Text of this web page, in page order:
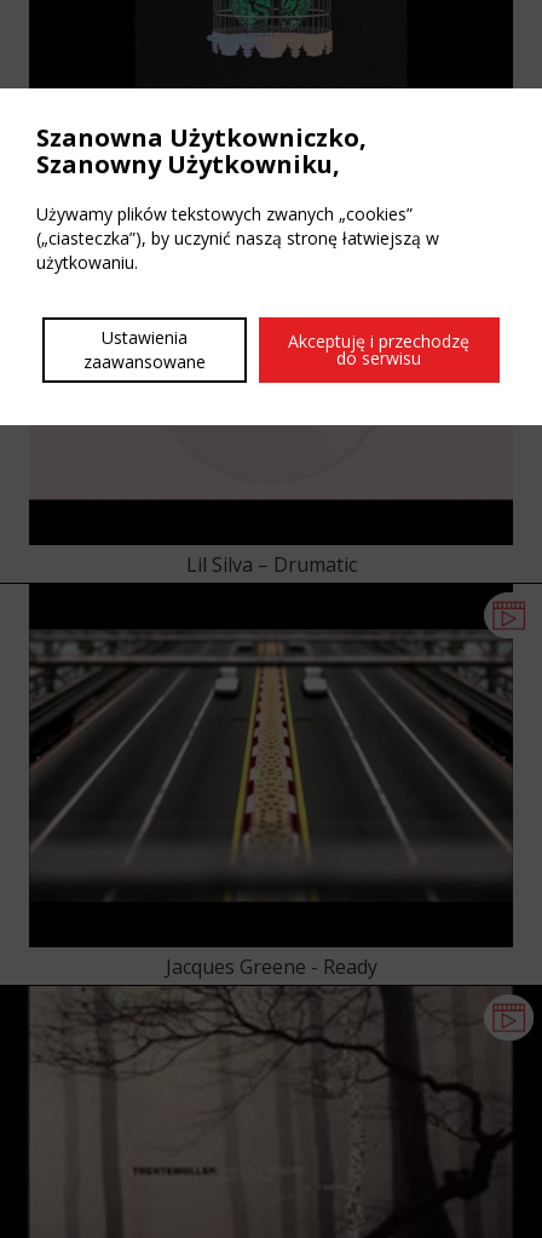
Zeph Ellis – XCXD BXMB
Lil Silva – Drumatic
Jacques Greene - Ready
Szanowna Użytkowniczko,
Szanowny Użytkowniku,
Używamy plików tekstowych zwanych „cookies”
(„ciasteczka”), by uczynić naszą stronę łatwiejszą w
użytkowaniu.
Ustawienia
zaawansowane
Akceptuję i przechodzę
do serwisu